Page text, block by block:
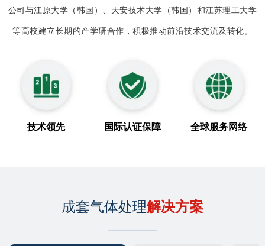
公司与江原大学（韩国）、天安技术大学（韩国）和江苏理工大学
等高校建立长期的产学研合作，积极推动前沿技术交流及转化。
技术领先 国际认证保障 全球服务网络
成套气体处理解决方案